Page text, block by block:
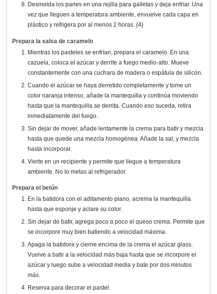
Desmolda los panes en una rejilla para galletas y deja enfriar. Una
vez que lleguen a temperatura ambiente, envuelve cada capa en
plástico y refrigera por al menos 2 horas. {4}
Prepara la salsa de caramelo
Mientras los pasteles se enfrían, prepara el caramelo. En una
cazuela, coloca el azúcar y derrite a fuego medio-alto. Mueve
constantemente con una cuchara de madera o espátula de silicón.
Cuando el azúcar se haya derretido completamente y tome un
color naranja intenso, añade la mantequilla y continúa moviendo
hasta que la mantequilla se derrita. Cuando eso suceda, retira
inmediatamente del fuego.
Sin dejar de mover, añade lentamente la crema para batir y mezcla
hasta que quede una mezcla homogénea. Añade la sal, y mezcla
hasta incorporar.
Vierte en un recipiente y permite que llegue a temperatura
ambiente. No lo metas al refrigerador.
Prepara el betún
En la batidora con el aditamento plano, acrema la mantequilla
hasta que esponje y aclare su color.
Sin dejar de batir, agrega poco a poco el queso crema. Permite que
se incorpore muy bien batiendo a velocidad máxima.
Apaga la batidora y cierne encima de la crema el azúcar glass.
Vuelve a batir a la velocidad más baja hasta que se incorpore el
azúcar y luego sube a velocidad media y bate por dos minutos
más.
Reserva para decorar el pastel.